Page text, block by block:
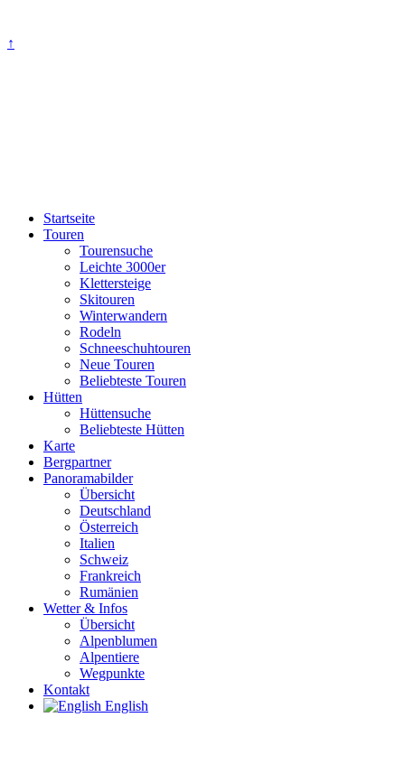
↑
Startseite
Touren
Tourensuche
Leichte 3000er
Klettersteige
Skitouren
Winterwandern
Rodeln
Schneeschuhtouren
Neue Touren
Beliebteste Touren
Hütten
Hüttensuche
Beliebteste Hütten
Karte
Bergpartner
Panoramabilder
Übersicht
Deutschland
Österreich
Italien
Schweiz
Frankreich
Rumänien
Wetter & Infos
Übersicht
Alpenblumen
Alpentiere
Wegpunkte
Kontakt
English